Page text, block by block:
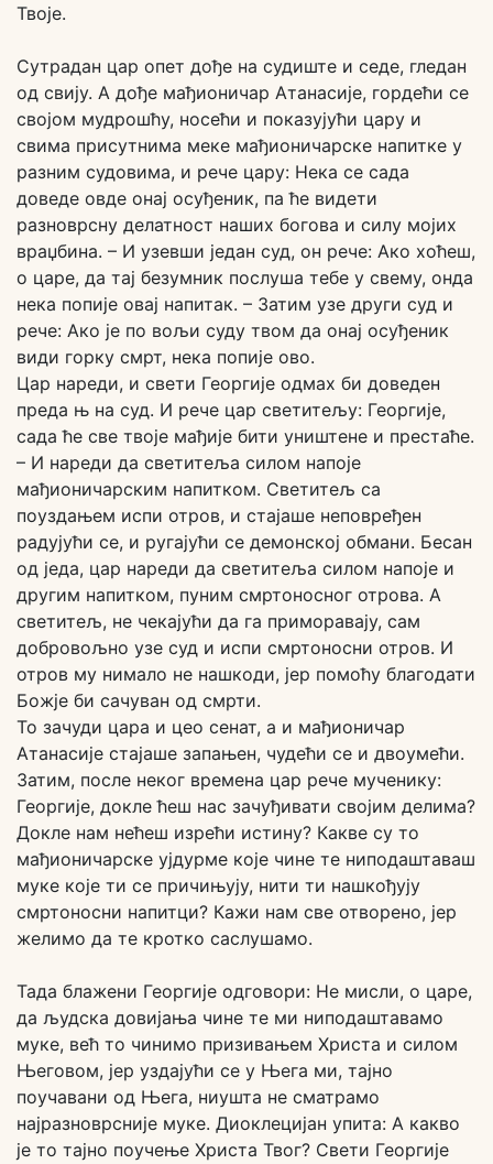
Твоје.
Сутрадан цар опет дође на судиште и седе, гледан
од свију. А дође мађионичар Атанасије, гордећи се
својом мудрошћу, носећи и показујући цару и
свима присутнима меке мађионичарске напитке у
разним судовима, и рече цару: Нека се сада
доведе овде онај осуђеник, па ће видети
разноврсну делатност наших богова и силу мојих
враџбина. – И узевши један суд, он рече: Ако хоћеш,
о царе, да тај безумник послуша тебе у свему, онда
нека попије овај напитак. – Затим узе други суд и
рече: Ако је по вољи суду твом да онај осуђеник
види горку смрт, нека попије ово.
Цар нареди, и свети Георгије одмах би доведен
преда њ на суд. И рече цар светитељу: Георгије,
сада ће све твоје мађије бити уништене и престаће.
– И нареди да светитеља силом напоје
мађионичарским напитком. Светитељ са
поуздањем испи отров, и стајаше неповређен
радујући се, и ругајући се демонској обмани. Бесан
од једа, цар нареди да светитеља силом напоје и
другим напитком, пуним смртоносног отрова. А
светитељ, не чекајући да га приморавају, сам
добровољно узе суд и испи смртоносни отров. И
отров му нимало не нашкоди, јер помоћу благодати
Божје би сачуван од смрти.
То зачуди цара и цео сенат, а и мађионичар
Атанасије стајаше запањен, чудећи се и двоумећи.
Затим, после неког времена цар рече мученику:
Георгије, докле ћеш нас зачуђивати својим делима?
Докле нам нећеш изрећи истину? Какве су то
мађионичарске ујдурме које чине те ниподаштаваш
муке које ти се причињују, нити ти нашкођују
смртоносни напитци? Кажи нам све отворено, јер
желимо да те кротко саслушамо.
Тада блажени Георгије одговори: Не мисли, о царе,
да људска довијања чине те ми ниподаштавамо
муке, већ то чинимо призивањем Христа и силом
Његовом, јер уздајући се у Њега ми, тајно
поучавани од Њега, ниушта не сматрамо
најразноврсније муке. Диоклецијан упита: А какво
је то тајно поучење Христа Твог? Свети Георгије